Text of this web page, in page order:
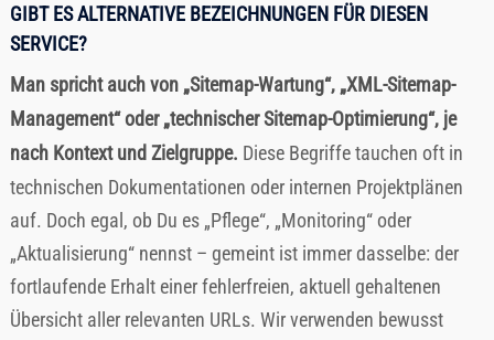
GIBT ES ALTERNATIVE BEZEICHNUNGEN FÜR DIESEN
SERVICE?
Man spricht auch von „Sitemap-Wartung“, „XML-Sitemap-
Management“ oder „technischer Sitemap-Optimierung“, je
nach Kontext und Zielgruppe. Diese Begriffe tauchen oft in
technischen Dokumentationen oder internen Projektplänen
auf. Doch egal, ob Du es „Pflege“, „Monitoring“ oder
„Aktualisierung“ nennst – gemeint ist immer dasselbe: der
fortlaufende Erhalt einer fehlerfreien, aktuell gehaltenen
Übersicht aller relevanten URLs. Wir verwenden bewusst